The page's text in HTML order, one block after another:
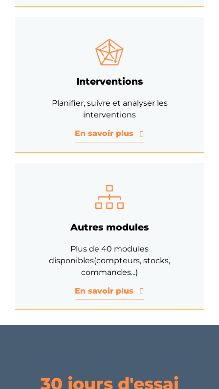
Interventions
Planifier, suivre et analyser les
interventions
En savoir plus
Autres modules
Plus de 40 modules
disponibles(compteurs, stocks,
commandes...)
En savoir plus
30 jours d'essai